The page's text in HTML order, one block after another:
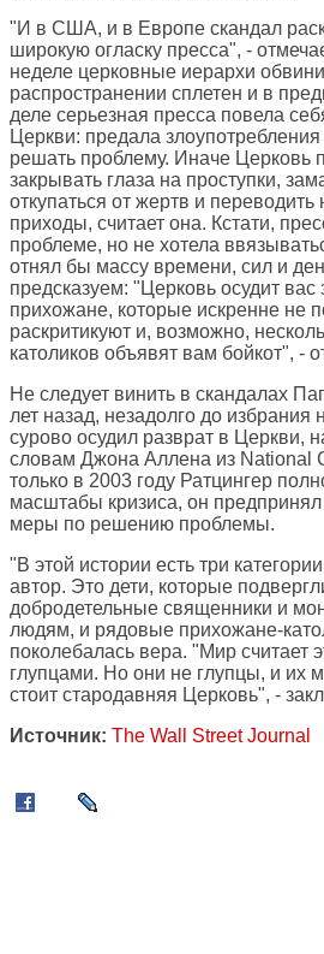
"И в США, и в Европе скандал
широкую огласку пресса", -
неделе церковные иерархи
распространении сплетен и в
деле серьезная пресса повела
Церкви: предала злоупотребления
решать проблему. Иначе Церковь
закрывать глаза на проступки,
откупаться от жертв и
приходы, считает она. Кстати,
проблеме, но не хотела
отнял бы массу времени, сил и
предсказуем: "Церковь осудит вас
прихожане, которые искренне не
раскритикуют и, возможно,
католиков объявят вам бойкот", -
Не следует винить в скандалах
лет назад, незадолго до избрания
сурово осудил разврат в Церкви,
словам Джона Аллена из National
только в 2003 году Ратцингер
масштабы кризиса, он
меры по решению проблемы.
"В этой истории есть три
автор. Это дети, которые
добродетельные священники и
людям, и рядовые прихожане-
поколебалась вера. "Мир считает
глупцами. Но они не глупцы, и их
стоит стародавняя Церковь", -
Источник: The Wall Street Journal